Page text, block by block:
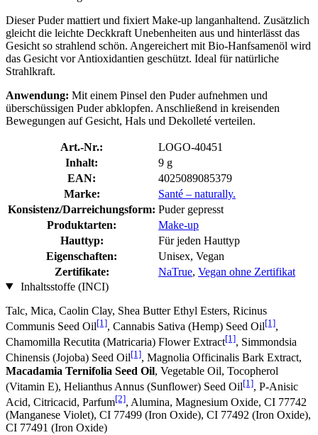
Dieser Puder mattiert und fixiert Make-up langanhaltend. Zusätzlich
gleicht die leichte Deckkraft Unebenheiten aus und hinterlässt das
Gesicht so strahlend schön. Angereichert mit Bio-Hanfsamenöl wird
das Gesicht vor Antioxidantien geschützt. Ideal für natürliche
Strahlkraft.
Anwendung: Mit einem Pinsel den Puder aufnehmen und
überschüssigen Puder abklopfen. Anschließend in kreisenden
Bewegungen auf Gesicht, Hals und Dekolleté verteilen.
Art.-Nr.:
LOGO-40451
Inhalt:
9 g
EAN:
4025089085379
Marke:
Santé – naturally.
Konsistenz/Darreichungsform: Puder gepresst
Produktarten:
Make-up
Hauttyp:
Für jeden Hauttyp
Eigenschaften:
Unisex, Vegan
Zertifikate:
NaTrue, Vegan ohne Zertifikat
Inhaltsstoffe (INCI)
Talc, Mica, Caolin Clay, Shea Butter Ethyl Esters, Ricinus
Communis Seed Oil[1], Cannabis Sativa (Hemp) Seed Oil[1],
Chamomilla Recutita (Matricaria) Flower Extract[1], Simmondsia
Chinensis (Jojoba) Seed Oil[1], Magnolia Officinalis Bark Extract,
Macadamia Ternifolia Seed Oil, Vegetable Oil, Tocopherol
(Vitamin E), Helianthus Annus (Sunflower) Seed Oil[1], P-Anisic
Acid, Citricacid, Parfum[2], Alumina, Magnesium Oxide, CI 77742
(Manganese Violet), CI 77499 (Iron Oxide), CI 77492 (Iron Oxide),
CI 77491 (Iron Oxide)